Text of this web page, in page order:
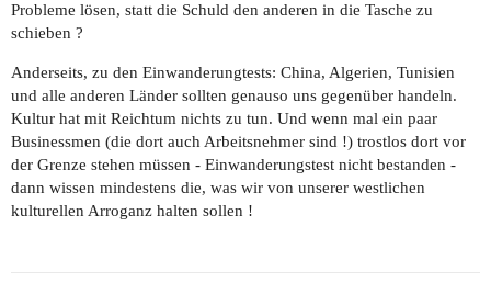
Probleme lösen, statt die Schuld den anderen in die Tasche zu
schieben ?
Anderseits, zu den Einwanderungtests: China, Algerien, Tunisien
und alle anderen Länder sollten genauso uns gegenüber handeln.
Kultur hat mit Reichtum nichts zu tun. Und wenn mal ein paar
Businessmen (die dort auch Arbeitsnehmer sind !) trostlos dort vor
der Grenze stehen müssen - Einwanderungstest nicht bestanden -
dann wissen mindestens die, was wir von unserer westlichen
kulturellen Arroganz halten sollen !